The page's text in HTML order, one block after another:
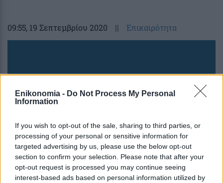
Enikonomia - Do Not Process My Personal
Information
If you wish to opt-out of the sale, sharing to third parties, or
processing of your personal or sensitive information for
targeted advertising by us, please use the below opt-out
section to confirm your selection. Please note that after your
opt-out request is processed you may continue seeing
interest-based ads based on personal information utilized by
09:55, 19 Σεπτεμβρίου 2020 || Επικαιρότητα
“Ιανός”: Ισχυρές βροχές, καταιγίδες και